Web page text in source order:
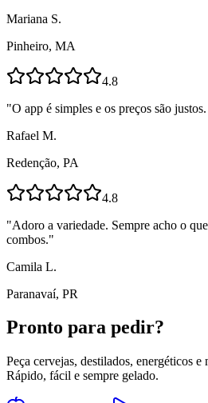
Mariana S.
Pinheiro, MA
4.8
"O app é simples e os preços são
Rafael M.
Redenção, PA
4.8
"Adoro a variedade. Sempre acho o
combos."
Camila L.
Paranavaí, PR
Pronto para pedir?
Peça cervejas, destilados, energéticos
Rápido, fácil e sempre gelado.